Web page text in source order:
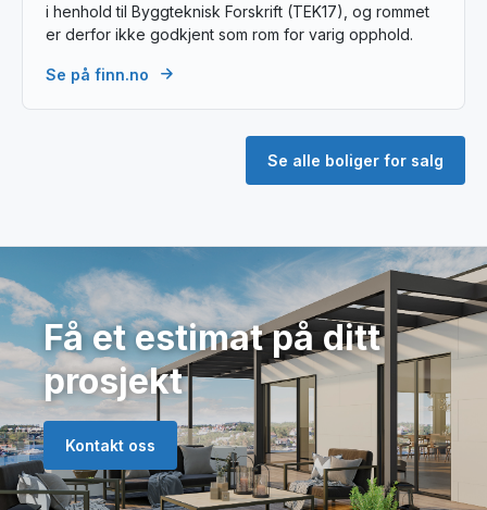
i henhold til Byggteknisk Forskrift (TEK17), og rommet
er derfor ikke godkjent som rom for varig opphold.
Se på finn.no
Se alle boliger for salg
Få et estimat på ditt
prosjekt
Kontakt oss